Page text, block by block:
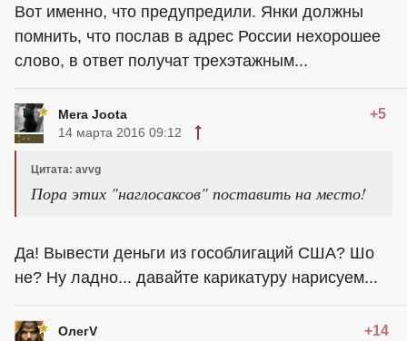
Вот именно, что предупредили. Янки должны
помнить, что послав в адрес России нехорошее
слово, в ответ получат трехэтажным...
Mera Joota +5
14 марта 2016 09:12
Цитата: avvg
Пора этих "наглосаксов" поставить на место!
Да! Вывести деньги из гособлигаций США? Шо
не? Ну ладно... давайте карикатуру нарисуем...
ОлегV +14